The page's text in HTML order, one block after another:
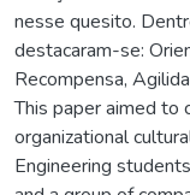
nesse quesito.
destacaram-se:
Recompensa,
This paper aimed to
organizational
Engineering